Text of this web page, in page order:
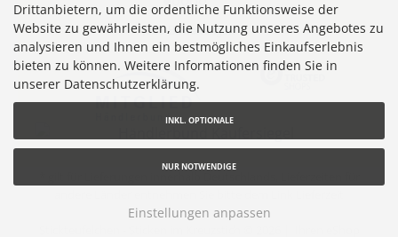
7,355 Bewertungen
Drittanbietern, um die ordentliche Funktionsweise der
Website zu gewährleisten, die Nutzung unseres Angebotes zu
analysieren und Ihnen ein bestmögliches Einkaufserlebnis
bieten zu können. Weitere Informationen finden Sie in
unserer Datenschutzerklärung.
INKL. OPTIONALE
NUR NOTWENDIGE
Einstellungen anpassen